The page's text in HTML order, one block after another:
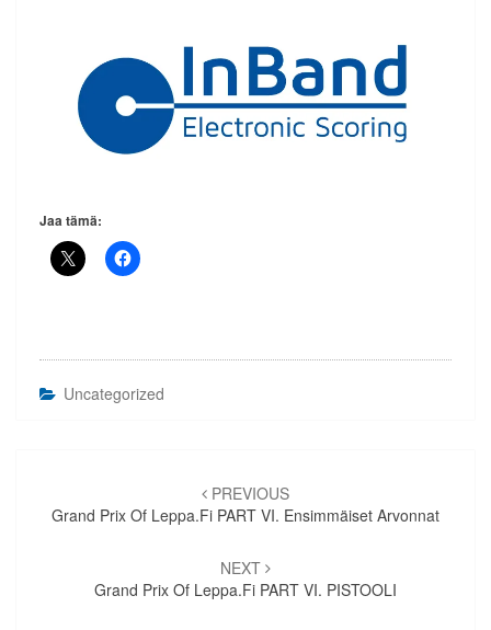
Jaa tämä:
Uncategorized
selaus
PREVIOUS
Grand Prix Of Leppa.fi PART VI. Ensimmäiset Arvonnat
NEXT
Grand Prix Of Leppa.fi PART VI. PISTOOLI